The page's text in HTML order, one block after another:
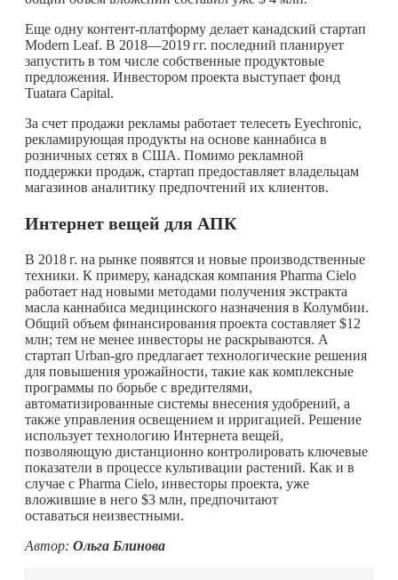
Еще одну контент-платформу делает канадский стартап
Modern Leaf. В 2018—2019 гг. последний планирует
запустить в том числе собственные продуктовые
предложения. Инвестором проекта выступает фонд
Tuatara Capital.
За счет продажи рекламы работает телесеть Eyechronic,
рекламирующая продукты на основе каннабиса в
розничных сетях в США. Помимо рекламной
поддержки продаж, стартап предоставляет владельцам
магазинов аналитику предпочтений их клиентов.
Интернет вещей для АПК
В 2018 г. на рынке появятся и новые производственные
техники. К примеру, канадская компания Pharma Cielo
работает над новыми методами получения экстракта
масла каннабиса медицинского назначения в Колумбии.
Общий объем финансирования проекта составляет $12
млн; тем не менее инвесторы не раскрываются. А
стартап Urban-gro предлагает технологические решения
для повышения урожайности, такие как комплексные
программы по борьбе с вредителями,
автоматизированные системы внесения удобрений, а
также управления освещением и ирригацией. Решение
использует технологию Интернета вещей,
позволяющую дистанционно контролировать ключевые
показатели в процессе культивации растений. Как и в
случае с Pharma Cielo, инвесторы проекта, уже
вложившие в него $3 млн, предпочитают
оставаться неизвестными.
Автор: Ольга Блинова